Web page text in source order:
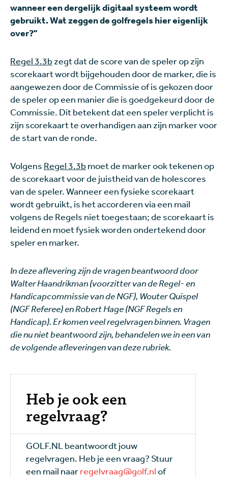
wanneer een dergelijk digitaal systeem wordt
gebruikt. Wat zeggen de golfregels hier eigenlijk
over?"
Regel 3.3b zegt dat de score van de speler op zijn
scorekaart wordt bijgehouden door de marker, die is
aangewezen door de Commissie of is gekozen door
de speler op een manier die is goedgekeurd door de
Commissie. Dit betekent dat een speler verplicht is
zijn scorekaart te overhandigen aan zijn marker voor
de start van de ronde.
Volgens Regel 3.3b moet de marker ook tekenen op
de scorekaart voor de juistheid van de holescores
van de speler. Wanneer een fysieke scorekaart
wordt gebruikt, is het accorderen via een mail
volgens de Regels niet toegestaan; de scorekaart is
leidend en moet fysiek worden ondertekend door
speler en marker.
In deze aflevering zijn de vragen beantwoord door
Walter Haandrikman (voorzitter van de Regel- en
Handicapcommissie van de NGF), Wouter Quispel
(NGF Referee) en Robert Hage (NGF Regels en
Handicap). Er komen veel regelvragen binnen. Vragen
die nu niet beantwoord zijn, behandelen we in een van
de volgende afleveringen van deze rubriek.
Heb je ook een
regelvraag?
GOLF.NL beantwoordt jouw
regelvragen. Heb je een vraag? Stuur
een mail naarregelvraag@golf.nlof